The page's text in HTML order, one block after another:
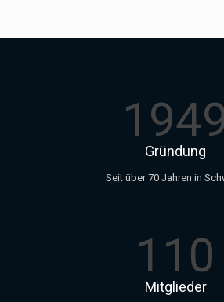
Gründung
Seit über 70 Jahren in
110
Mitglieder